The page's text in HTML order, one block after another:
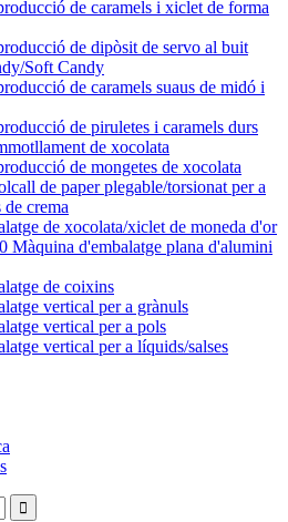
de caramels i xiclet de forma
de dipòsit de servo al buit
Soft Candy
de caramels suaus de midó i
de piruletes i caramels durs
de xocolata
de mongetes de xocolata
de paper plegable/torsionat per a
crema
de xocolata/xiclet de moneda d'or
Màquina d'embalatge plana d'alumini
de coixins
vertical per a grànuls
vertical per a pols
vertical per a líquids/salses